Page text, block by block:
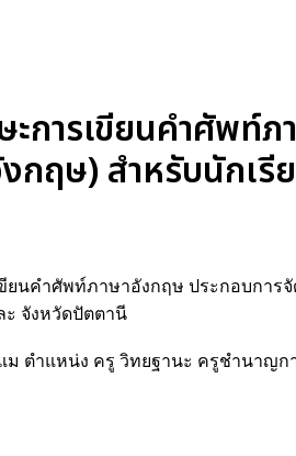
ารเขียนคำศัพท์ภ
กฤษ) สำหรับนักเ
นคำศัพท์ภาษาอังกฤษ ประกอบการ
ะ จังหวัดปัตตานี
ตำแหน่ง ครู วิทยฐานะ ครูชำนาญก